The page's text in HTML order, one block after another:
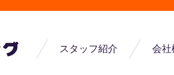
スタッフ紹介 会社